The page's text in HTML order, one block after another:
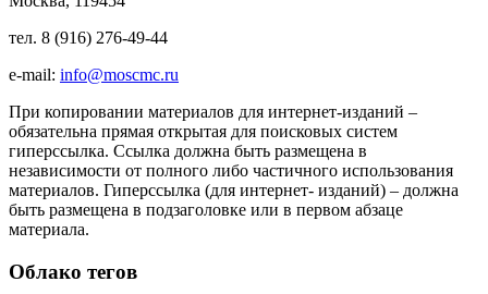
тел. 8 (916) 276-49-44
e-mail: info@moscmc.ru
При копировании материалов для интернет-изданий –
обязательна прямая открытая для поисковых систем
гиперссылка. Ссылка должна быть размещена в
независимости от полного либо частичного использования
материалов. Гиперссылка (для интернет- изданий) – должна
быть размещена в подзаголовке или в первом абзаце
материала.
Облако тегов